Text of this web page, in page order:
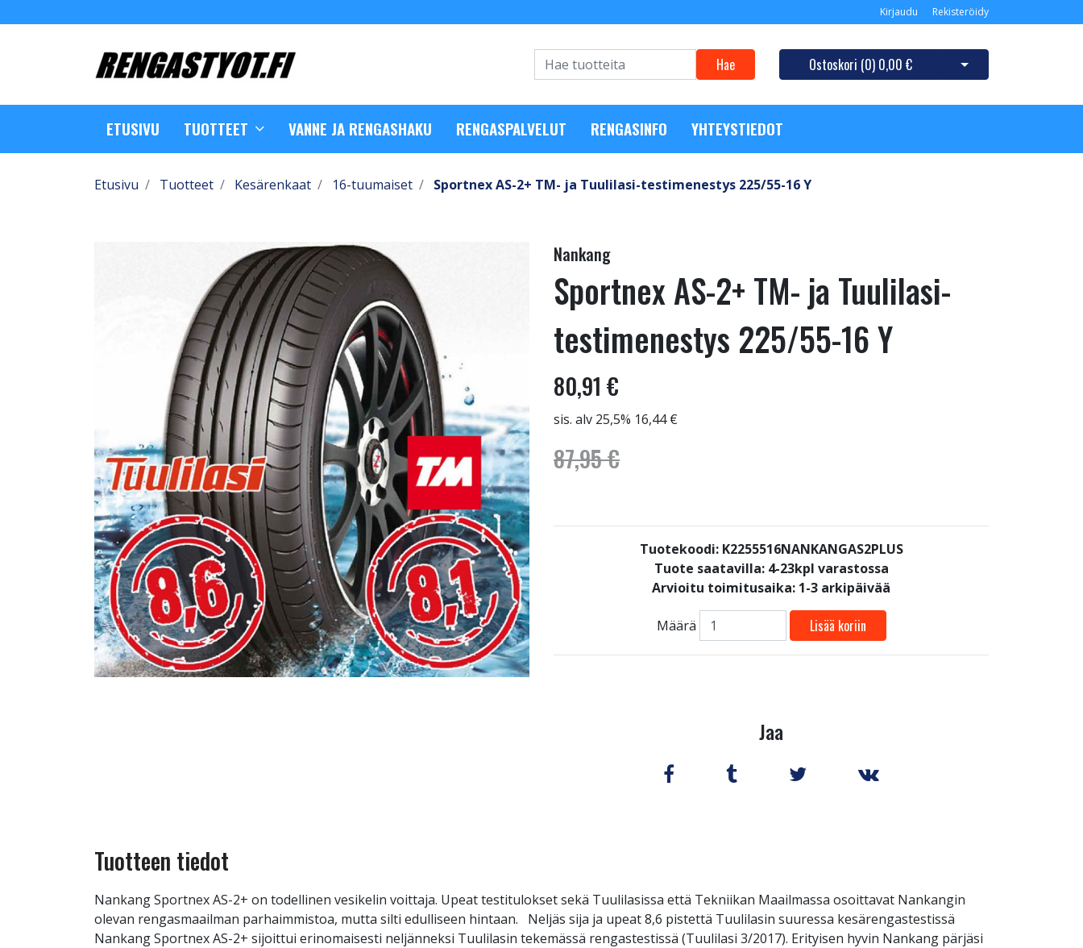
Kirjaudu Rekisteröidy
Hae Ostoskori (0) 0,00 € Avaa ostoskori
ETUSIVU TUOTTEET VANNE JA RENGASHAKU RENGASPALVELUT RENGASINFO YHTEYSTIEDOT
Etusivu Tuotteet Kesärenkaat 16-tuumaiset Sportnex AS-2+ TM- ja Tuulilasi-testimenestys 225/55-16 Y
Nankang
Sportnex AS-2+ TM- ja Tuulilasi-
testimenestys 225/55-16 Y
80,91 €
sis. alv 25,5% 16,44 €
87,95 €
Tuotekoodi: K2255516NANKANGAS2PLUS
Tuote saatavilla: 4-23kpl varastossa
Arvioitu toimitusaika: 1-3 arkipäivää
Määrä Lisää koriin
Jaa
Tuotteen tiedot
Nankang Sportnex AS-2+ on todellinen vesikelin voittaja. Upeat testitulokset sekä Tuulilasissa että Tekniikan Maailmassa osoittavat Nankangin
olevan rengasmaailman parhaimmistoa, mutta silti edulliseen hintaan. Neljäs sija ja upeat 8,6 pistettä Tuulilasin suuressa kesärengastestissä
Nankang Sportnex AS-2+ sijoittui erinomaisesti neljänneksi Tuulilasin tekemässä rengastestissä (Tuulilasi 3/2017). Erityisen hyvin Nankang pärjäsi